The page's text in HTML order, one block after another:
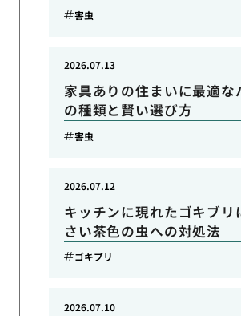
害虫
家具ありの住まいに最適な
の種類と賢い選び方
2026.07.13
害虫
キッチンに現れたゴキブリ
さい茶色の虫への対処法
2026.07.12
ゴキブリ
2026.07.10